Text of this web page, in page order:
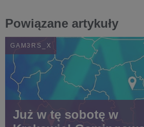
Powiązane artykuły
GAM3RS_X
Już w tę sobotę w